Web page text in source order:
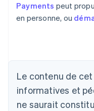
Payments peut
en personne, ou
Le contenu de
informatives et
ne saurait
DeutschEnglish
Australie
English
Autriche
DeutschEnglish